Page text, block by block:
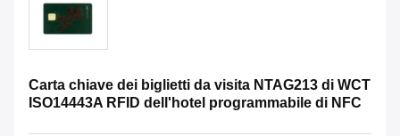
Carta chiave dei biglietti da visita NTAG213 di WCT
ISO14443A RFID dell'hotel programmabile di NFC